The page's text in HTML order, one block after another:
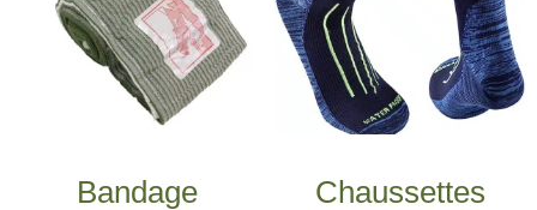
Bandage
Chaussettes